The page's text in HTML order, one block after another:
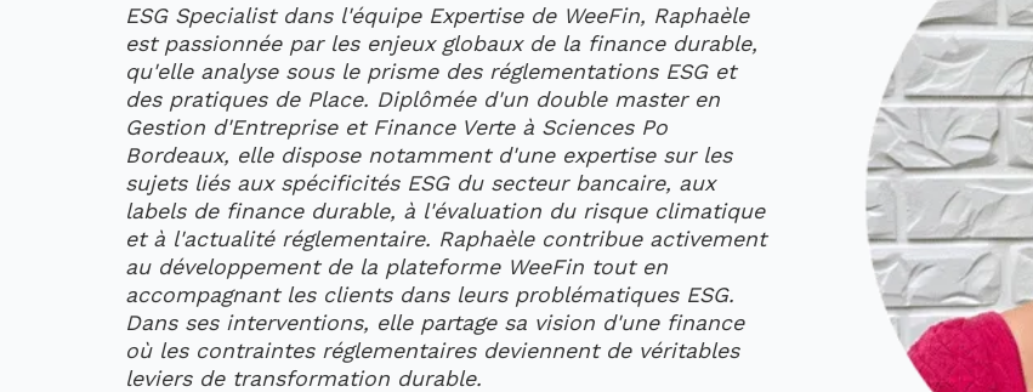
ESG Specialist dans l'équipe Expertise de WeeFin, Raphaèle
est passionnée par les enjeux globaux de la finance durable,
qu'elle analyse sous le prisme des réglementations ESG et
des pratiques de Place. Diplômée d'un double master en
Gestion d'Entreprise et Finance Verte à Sciences Po
Bordeaux, elle dispose notamment d'une expertise sur les
sujets liés aux spécificités ESG du secteur bancaire, aux
labels de finance durable, à l'évaluation du risque climatique
et à l'actualité réglementaire. Raphaèle contribue activement
au développement de la plateforme WeeFin tout en
accompagnant les clients dans leurs problématiques ESG.
Dans ses interventions, elle partage sa vision d'une finance
où les contraintes réglementaires deviennent de véritables
leviers de transformation durable.